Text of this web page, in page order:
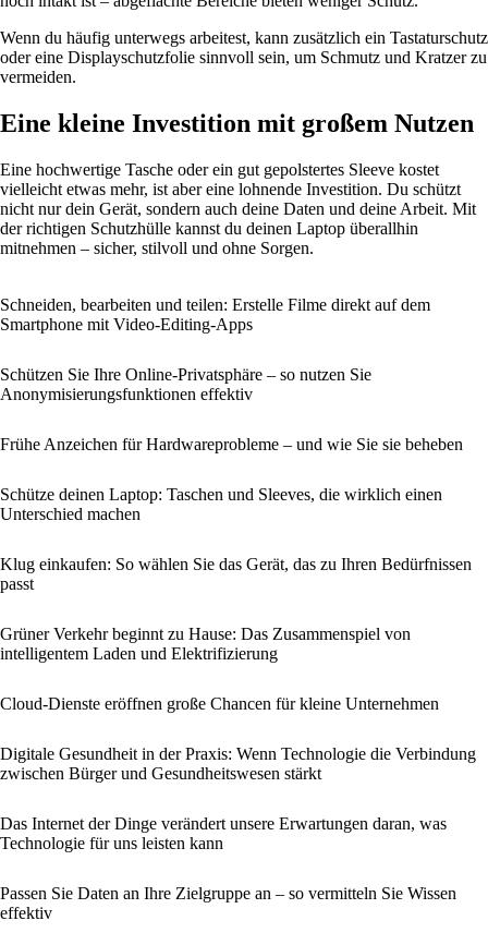
Wenn du häufig unterwegs arbeitest, kann zusätzlich ein Tastaturschutz
oder eine Displayschutzfolie sinnvoll sein, um Schmutz und Kratzer zu
vermeiden.
Eine kleine Investition mit großem Nutzen
Eine hochwertige Tasche oder ein gut gepolstertes Sleeve kostet
vielleicht etwas mehr, ist aber eine lohnende Investition. Du schützt
nicht nur dein Gerät, sondern auch deine Daten und deine Arbeit. Mit
der richtigen Schutzhülle kannst du deinen Laptop überallhin
mitnehmen – sicher, stilvoll und ohne Sorgen.
Schneiden, bearbeiten und teilen: Erstelle Filme direkt auf dem
Smartphone mit Video-Editing-Apps
Schützen Sie Ihre Online-Privatsphäre – so nutzen Sie
Anonymisierungsfunktionen effektiv
Frühe Anzeichen für Hardwareprobleme – und wie Sie sie beheben
Schütze deinen Laptop: Taschen und Sleeves, die wirklich einen
Unterschied machen
Klug einkaufen: So wählen Sie das Gerät, das zu Ihren Bedürfnissen
passt
Grüner Verkehr beginnt zu Hause: Das Zusammenspiel von
intelligentem Laden und Elektrifizierung
Cloud-Dienste eröffnen große Chancen für kleine Unternehmen
Digitale Gesundheit in der Praxis: Wenn Technologie die Verbindung
zwischen Bürger und Gesundheitswesen stärkt
Das Internet der Dinge verändert unsere Erwartungen daran, was
Technologie für uns leisten kann
Passen Sie Daten an Ihre Zielgruppe an – so vermitteln Sie Wissen
effektiv